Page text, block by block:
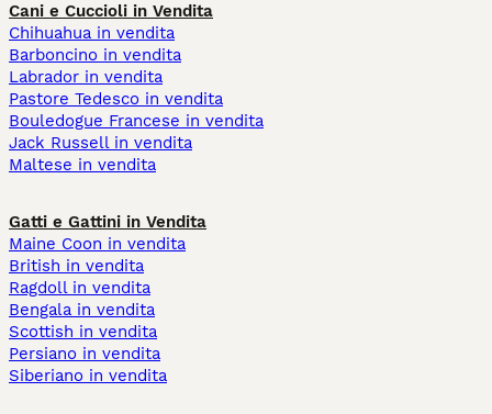
Cani e Cuccioli in Vendita
Chihuahua in vendita
Barboncino in vendita
Labrador in vendita
Pastore Tedesco in vendita
Bouledogue Francese in vendita
Jack Russell in vendita
Maltese in vendita
Gatti e Gattini in Vendita
Maine Coon in vendita
British in vendita
Ragdoll in vendita
Bengala in vendita
Scottish in vendita
Persiano in vendita
Siberiano in vendita